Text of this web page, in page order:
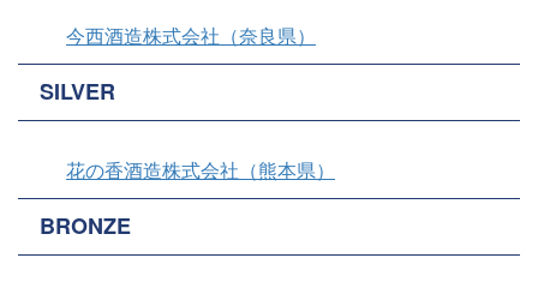
今西酒造株式会社（奈良県）
SILVER
花の香酒造株式会社（熊本県）
BRONZE